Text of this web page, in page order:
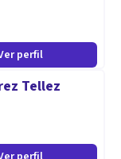
perfil
Tellez